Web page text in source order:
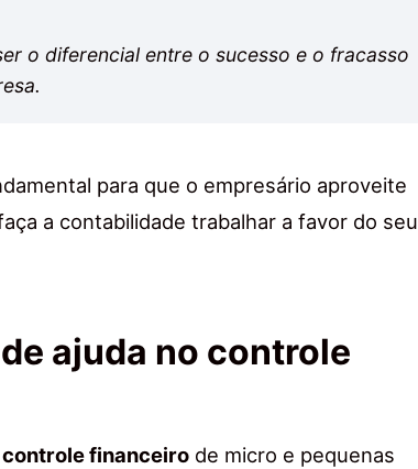
o diferencial entre o sucesso e o fracasso
para que o empresário aproveite
a contabilidade trabalhar a favor do seu
ajuda no controle
controle financeiro de micro e pequenas